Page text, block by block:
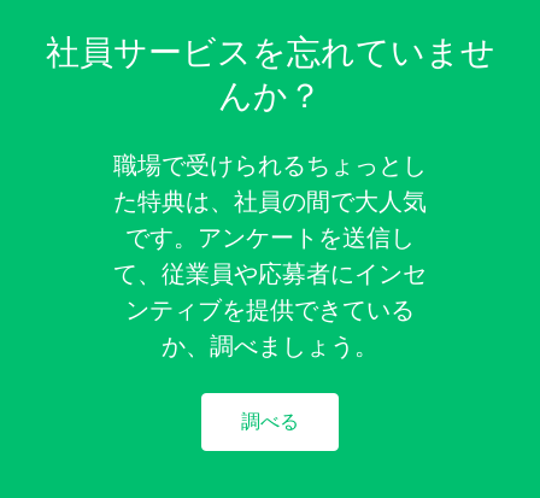
社員サービスを忘れていませ
んか？
職場で受けられるちょっとし
た特典は、社員の間で大人気
です。アンケートを送信し
て、従業員や応募者にインセ
ンティブを提供できている
か、調べましょう。
調べる